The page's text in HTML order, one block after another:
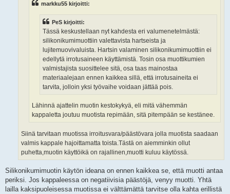
markku55 kirjoitti:
PeS kirjoitti:
Tässä keskustellaan nyt kahdesta eri valumenetelmästä:
silikonikumimuottiin valettavista hartseista ja
lujitemuovivaluista. Hartsin valaminen silikonikumimuottiin ei
edellytä irrotusaineen käyttämistä. Tosin osa muottikumien
valmistajista suosittelee sitä, osa taas mainostaa
materiaalejaan ennen kaikkea sillä, että irrotusaineita ei
tarvita, jolloin yksi työvaihe voidaan jättää pois.
Lähinnä ajattelin muotin kestokykyä, eli mitä vähemmän
kappaletta joutuu muotista repimään, sitä pitempään se kestänee.
Siinä tarvitaan muotissa irroitusvara/päästövara jolla muotista saadaan
valmis kappale hajoittamatta toista.Tästä on aiemminkin ollut
puhetta,muotin käyttöikä on rajallinen,muotti kuluu käytössä.
Silikonikumimuotin käytön ideana on ennen kaikkea se, että muotti antaa
periksi. Jos kappaleessa on negatiivisia päästöjä, venyy muotti. Yhtä
lailla kaksipuoleisessa muotissa ei välttämättä tarvitse olla kahta erillistä